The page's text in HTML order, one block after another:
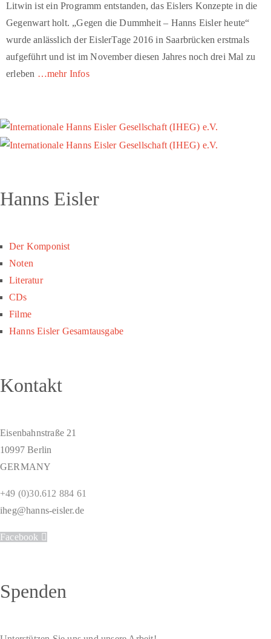
Litwin ist ein Programm entstanden, das Eislers Konzepte in die
Gegenwart holt. „Gegen die Dummheit – Hanns Eisler heute“
wurde anlässlich der EislerTage 2016 in Saarbrücken erstmals
aufgeführt und ist im November diesen Jahres noch drei Mal zu
erleben …mehr Infos
Hanns Eisler
Der Komponist
Noten
Literatur
CDs
Filme
Hanns Eisler Gesamtausgabe
Kontakt
Eisenbahnstraße 21
10997 Berlin
GERMANY
+49 (0)30.612 884 61
iheg@hanns-eisler.de
Facebook
Spenden